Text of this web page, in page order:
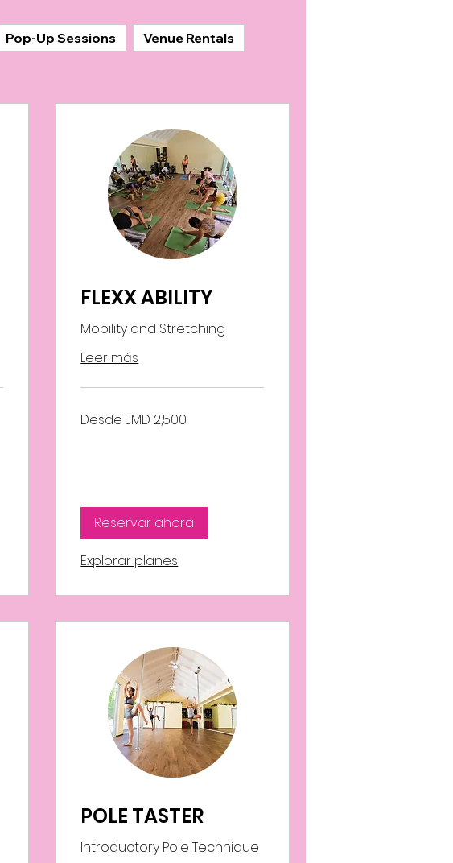
Pop-Up Sessions Venue Rentals
FLEXX ABILITY
Mobility and Stretching
Leer más
2,500
Desde JMD 2,500
Reservar ahora
Explorar planes
POLE TASTER
Introductory Pole Technique